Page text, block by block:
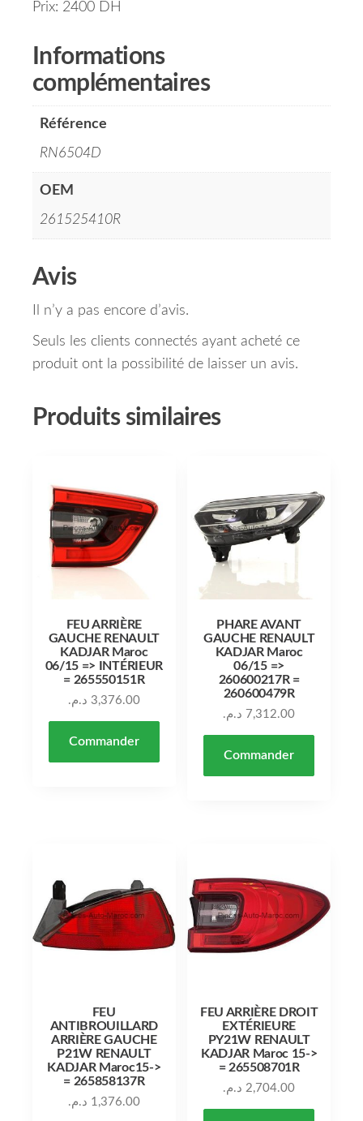
Prix: 2400 DH
Informations
complémentaires
Référence
RN6504D
OEM
261525410R
Avis
Il n’y a pas encore d’avis.
Seuls les clients connectés ayant acheté ce
produit ont la possibilité de laisser un avis.
Produits similaires
FEU ARRIÈRE
GAUCHE RENAULT
KADJAR Maroc
06/15 => INTÉRIEUR
= 265550151R
3,376.00 د.م.
Commander
PHARE AVANT
GAUCHE RENAULT
KADJAR Maroc
06/15 =>
260600217R =
260600479R
7,312.00 د.م.
Commander
FEU
ANTIBROUILLARD
ARRIÈRE GAUCHE
P21W RENAULT
KADJAR Maroc15->
= 265858137R
1,376.00 د.م.
FEU ARRIÈRE DROIT
EXTÉRIEURE
PY21W RENAULT
KADJAR Maroc 15->
= 265508701R
2,704.00 د.م.